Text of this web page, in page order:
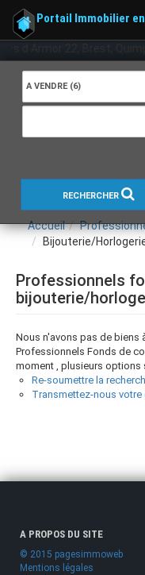
d Armor 22, Brest,
Portail Immobilier
RECHERCHER
Accueil
Bijouterie/
Professionnels
bijouterie/
Nous n'avons pas de biens
Professionnels Fonds de
moment , plusieurs options
Re-soumettre la
Transmettez-nous votre
A PROPOS DU SITE
© 2015 pagesimmoweb
Mentions légales